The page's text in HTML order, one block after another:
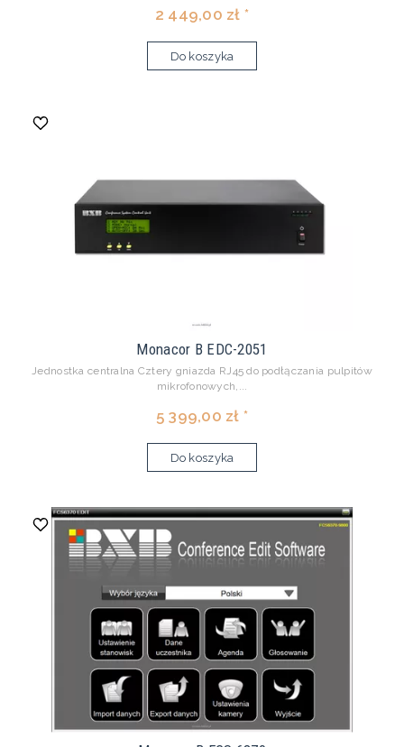
2 449,00 zł *
Do koszyka
Monacor B EDC-2051
Jednostka centralna Cztery gniazda RJ45 do podłączania pulpitów
mikrofonowych,...
5 399,00 zł *
Do koszyka